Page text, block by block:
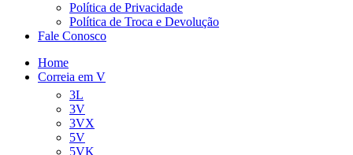
Política de Privacidade
Política de Troca e Devolução
Fale Conosco
Home
Correia em V
3L
3V
3VX
5V
5VK